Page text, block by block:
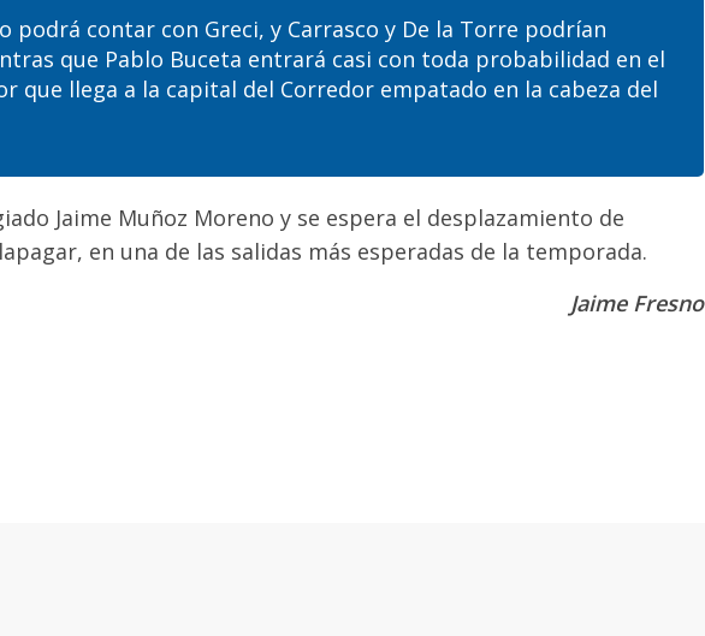
podrá contar con Greci, y Carrasco y De la Torre podrían
que Pablo Buceta entrará casi con toda probabilidad en el
que llega a la capital del Corredor empatado en la cabeza del
Jaime Muñoz Moreno y se espera el desplazamiento de
, en una de las salidas más esperadas de la temporada.
Jaime Fresno